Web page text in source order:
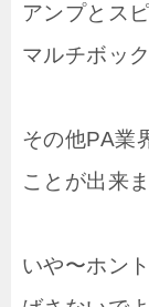
アンプとス
マルチボッ
その他PA業
ことが出来
いや〜ホン